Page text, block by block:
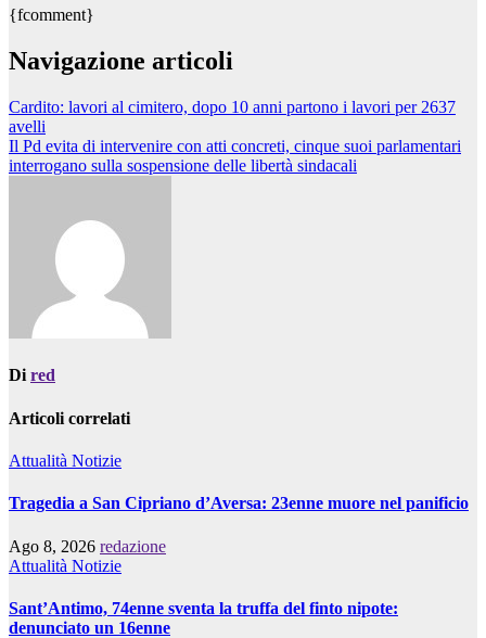
{fcomment}
Navigazione articoli
Cardito: lavori al cimitero, dopo 10 anni partono i lavori per 2637
avelli
Il Pd evita di intervenire con atti concreti, cinque suoi parlamentari
interrogano sulla sospensione delle libertà sindacali
Dired
Articoli correlati
Attualità Notizie
Tragedia a San Cipriano d’Aversa: 23enne muore nel panificio
Ago 8, 2026 redazione
Attualità Notizie
Sant’Antimo, 74enne sventa la truffa del finto nipote:
denunciato un 16enne